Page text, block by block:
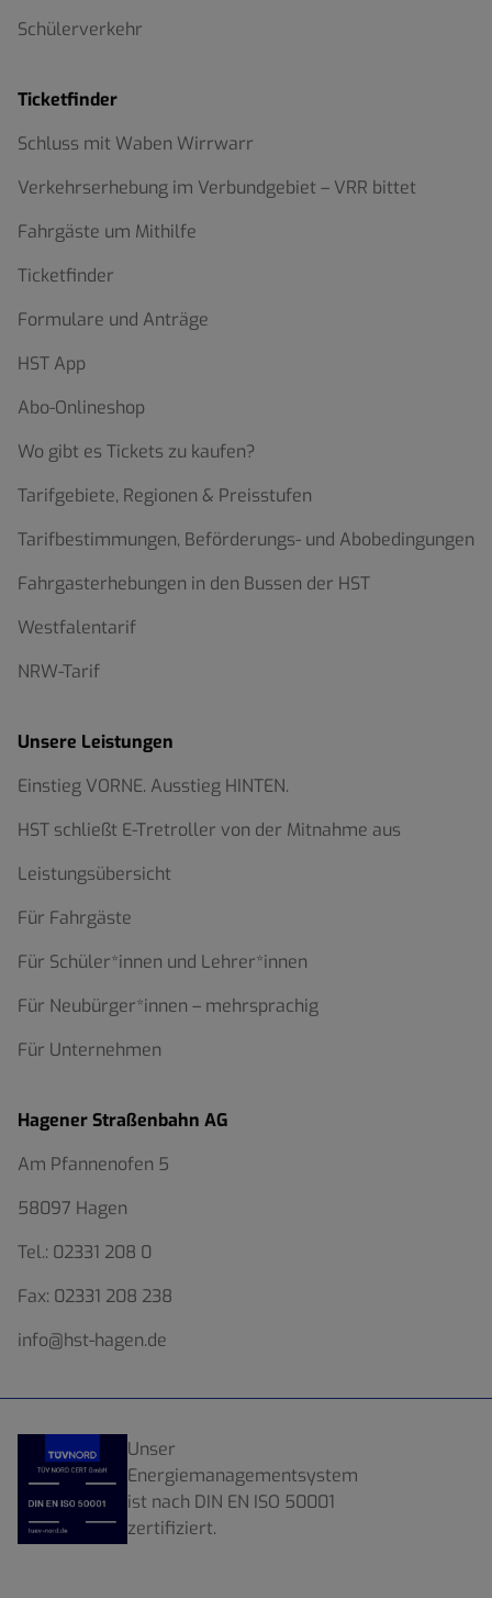
Schülerverkehr
Ticketfinder
Schluss mit Waben Wirrwarr
Verkehrserhebung im Verbundgebiet – VRR bittet
Fahrgäste um Mithilfe
Ticketfinder
Formulare und Anträge
HST App
Abo-Onlineshop
Wo gibt es Tickets zu kaufen?
Tarifgebiete, Regionen & Preisstufen
Tarifbestimmungen, Beförderungs- und Abobedingungen
Fahrgasterhebungen in den Bussen der HST
Westfalentarif
NRW-Tarif
Unsere Leistungen
Einstieg VORNE. Ausstieg HINTEN.
HST schließt E-Tretroller von der Mitnahme aus
Leistungsübersicht
Für Fahrgäste
Für Schüler*innen und Lehrer*innen
Für Neubürger*innen – mehrsprachig
Für Unternehmen
Hagener Straßenbahn AG
Am Pfannenofen 5
58097 Hagen
Tel.: 02331 208 0
Fax: 02331 208 238
info@hst-hagen.de
Unser
Energiemanagementsystem
ist nach DIN EN ISO 50001
zertifiziert.